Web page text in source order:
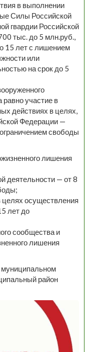
в выполнении
Силы Российской
гвардии Российской
тыс. до 5 млн.руб.,
15 лет с лишением
или
на срок до 5
участие в
действиях в целях,
Федерации —
свободы
лишения
деятельности — от 8
осуществления
лет до
сообщества и
лишения
муниципальном
район